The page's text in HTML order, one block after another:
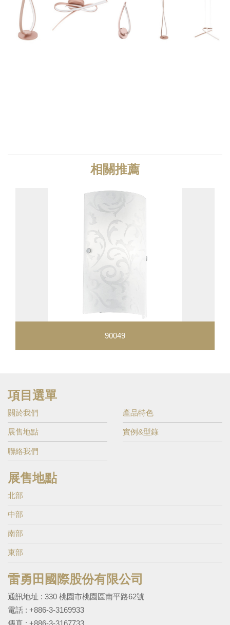
相關推薦
90049
項目選單
關於我們 產品特色
展售地點 實例&型錄
聯絡我們
展售地點
北部
中部
南部
東部
雷勇田國際股份有限公司
通訊地址 : 330 桃園市桃園區南平路62號
電話 : +886-3-3169933
傳真 : +886-3-3167733